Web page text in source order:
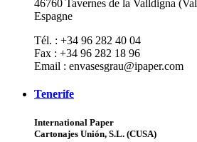
46760 Tavernes de la Valldigna
Espagne
Tél. : +34 96 282 40 04
Fax : +34 96 282 18 96
Email : envasesgrau@ipaper.com
Tenerife
International Paper
Cartonajes Unión, S.L. (CUSA)